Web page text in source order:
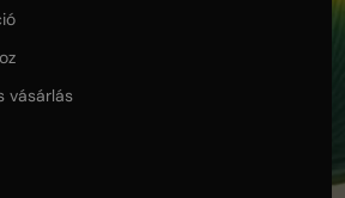
vásárlás